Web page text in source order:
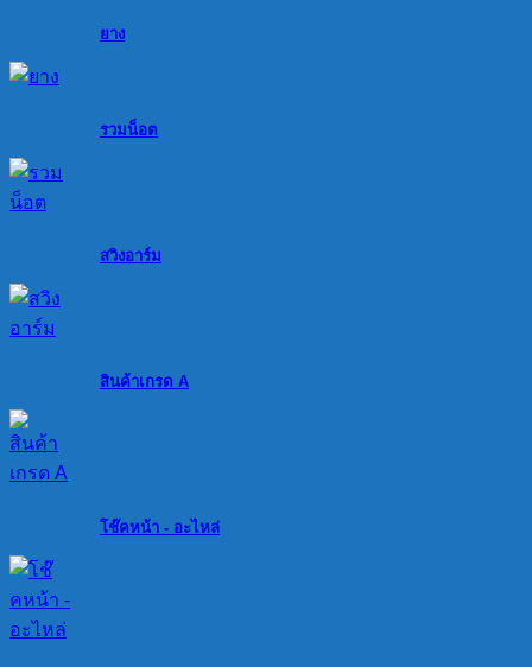
ยาง
รวมน็อต
สวิงอาร์ม
สินค้าเกรด A
โช๊คหน้า - อะไหล่